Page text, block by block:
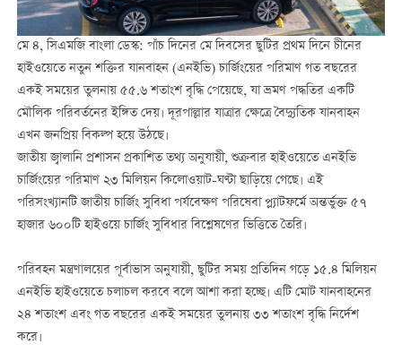
মে ৪, সিএমজি বাংলা ডেস্ক: পাঁচ দিনের মে দিবসের ছুটির প্রথম দিনে চীনের
হাইওয়েতে নতুন শক্তির যানবাহন (এনইভি) চার্জিংয়ের পরিমাণ গত বছরের
একই সময়ের তুলনায় ৫৫.৬ শতাংশ বৃদ্ধি পেয়েছে, যা ভ্রমণ পদ্ধতির একটি
মৌলিক পরিবর্তনের ইঙ্গিত দেয়। দূরপাল্লার যাত্রার ক্ষেত্রে বৈদ্যুতিক যানবাহন
এখন জনপ্রিয় বিকল্প হয়ে উঠছে।
জাতীয় জ্বালানি প্রশাসন প্রকাশিত তথ্য অনুযায়ী, শুক্রবার হাইওয়েতে এনইভি
চার্জিংয়ের পরিমাণ ২৩ মিলিয়ন কিলোওয়াট-ঘণ্টা ছাড়িয়ে গেছে। এই
পরিসংখ্যানটি জাতীয় চার্জিং সুবিধা পর্যবেক্ষণ পরিষেবা প্ল্যাটফর্মে অন্তর্ভুক্ত ৫৭
হাজার ৬০০টি হাইওয়ে চার্জিং সুবিধার বিশ্লেষণের ভিত্তিতে তৈরি।
পরিবহন মন্ত্রণালয়ের পূর্বাভাস অনুযায়ী, ছুটির সময় প্রতিদিন গড়ে ১৫.৪ মিলিয়ন
এনইভি হাইওয়েতে চলাচল করবে বলে আশা করা হচ্ছে। এটি মোট যানবাহনের
২৪ শতাংশ এবং গত বছরের একই সময়ের তুলনায় ৩৩ শতাংশ বৃদ্ধি নির্দেশ
করে।